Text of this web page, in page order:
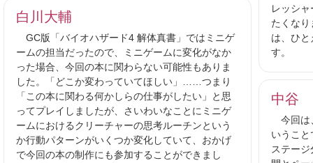
レッシ
たくな
は、ひ
す。
白川大輔
GC版「バイオハザード4 解体真書」ではミニゲ
ームの担当だったので、ミニゲームに変化がなか
った場合、今回の本に関わらない可能性もありま
した。「どこか変わっていてほしい」……つまり
「この本に関わる何かしらの仕事がしたい」と思
ってプレイしましたが、さいわいなことにミニゲ
ームにおけるクリーチャーの思考ルーチンという
か行動パターンがいくつか変化していて、おかげ
で今回の本の制作にも参加することができまし
中谷
今回は
いうこ
ステー